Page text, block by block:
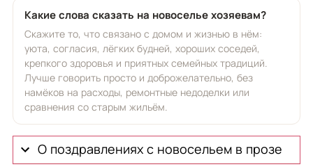
Какие слова сказать на новоселье хозяевам?
Скажите то, что связано с домом и жизнью в нём:
уюта, согласия, лёгких будней, хороших соседей,
крепкого здоровья и приятных семейных традиций.
Лучше говорить просто и доброжелательно, без
намёков на расходы, ремонтные недоделки или
сравнения со старым жильём.
О поздравлениях с новосельем в прозе